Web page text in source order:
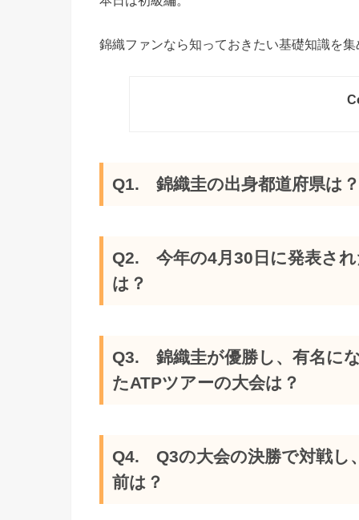
錦織ファンなら知っておきたい基礎知識を
Q1. 錦織圭の出身都道府県は？
Q2. 今年の4月30日に発表され
は？
Q3. 錦織圭が優勝し、有名に
たATPツアーの大会は？
Q4. Q3の大会の決勝で対戦し
前は？